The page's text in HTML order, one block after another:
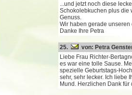
...und jetzt noch diese
Schokolebkuchen plus die
Genuss.
Wir haben gerade unseren
Danke Ihre Petra
25. von: Petra
Liebe Frau Richter-
es war eine tolle Sause.
spezielle Geburtstags-
sehr, sehr lecker. Ich liebe
Mund. Herzlichen Dank